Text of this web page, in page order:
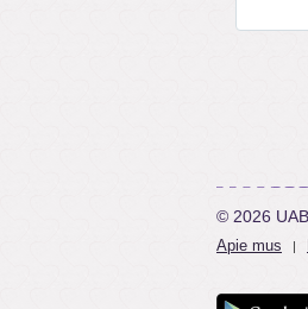
© 2026
Apie mus |